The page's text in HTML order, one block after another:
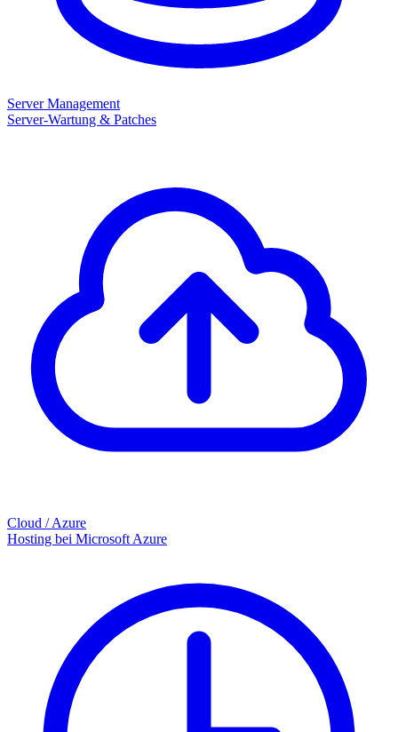
Server Management
Server-Wartung & Patches
Cloud / Azure
Hosting bei Microsoft Azure